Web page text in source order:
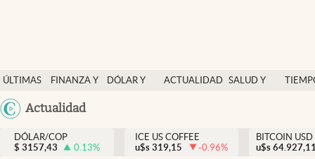
ÚLTIMAS
NOTICIAS
FINANZA Y
DÓLAR Y
ACTUALIDAD SALUD Y
México
Actualidad
Salud y nutrición
Vida espiritual
Actualidad
DÓLAR/COP
$ 3157,43 0.13%
ICE US COFFEE
u$s 319,15 -0.96%
BITCOIN USD
u$s